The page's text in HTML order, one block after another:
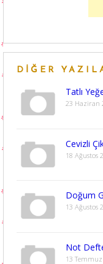
DIĞER
Tatlı
23 Haziran
Cevizli
18 Ağustos
Doğum
13 Ağustos
Not
13